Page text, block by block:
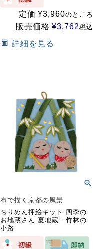
定価 ¥3,960のところ
販売価格 ¥3,762税込
詳細を見る
布で描く京都の風景
ちりめん押絵キット 四季の
お地蔵さん 夏地蔵・竹林の
小路